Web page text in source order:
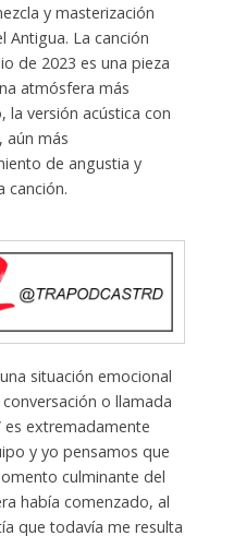
y masterización
Antigua. La canción
de 2023 es una pieza
atmósfera más
la versión acústica con
aún más
de angustia y
canción.
situación emocional
o llamada
es extremadamente
y yo pensamos que
culminante del
había comenzado, al
que todavía me resulta